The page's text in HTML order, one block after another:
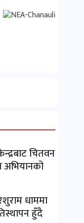
चितवन
अभियानको
धाममा
हुँदै